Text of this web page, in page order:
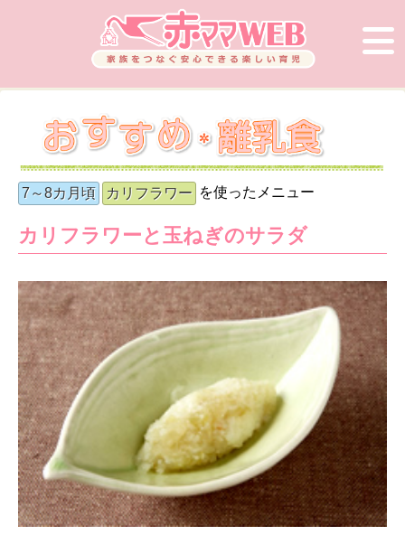
7～8カ月頃 カリフラワー を使ったメニュー
カリフラワーと玉ねぎのサラダ